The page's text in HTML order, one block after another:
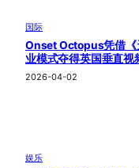
国际
Onset Octopus凭借《
业模式夺得英国垂直视
2026-04-02
娱乐